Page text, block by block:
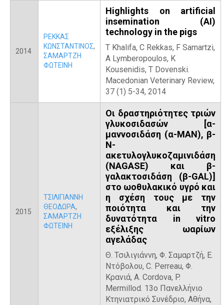
2014
ΡΕΚΚΑΣ
ΚΩΝΣΤΑΝΤΙΝΟΣ,
ΣΑΜΑΡΤΖΗ
ΦΩΤΕΙΝΗ
Highlights on artificial
insemination (AI)
technology in the pigs
T Khalifa, C Rekkas, F Samartzi,
A Lymberopoulos, K
Kousenidis, T Dovenski.
Macedonian Veterinary Review,
37 (1) 5-34, 2014
2015
ΤΣΙΛΙΓΙΑΝΝΗ
ΘΕΟΔΩΡΑ,
ΣΑΜΑΡΤΖΗ
ΦΩΤΕΙΝΗ
Οι δραστηριότητες τριών
γλυκοσιδασών [α-
μαννοσιδάση (α-ΜΑΝ), β-
N-
ακετυλογλυκοζαμινιδάση
(NAGASE) και β-
γαλακτοσιδάση (β-GAL)]
στο ωοθυλακικό υγρό και
η σχέση τους με την
ποιότητα και την
δυνατότητα in vitro
εξέλιξης ωαρίων
αγελάδας
Θ. Τσιλιγιάννη, Φ. Σαμαρτζή, Ε.
Ντόβολου, C. Perreau, Φ.
Κρανιά, A. Cordova, P.
Mermillod. 13ο Πανελλήνιο
Κτηνιατρικό Συνέδριο, Αθήνα,